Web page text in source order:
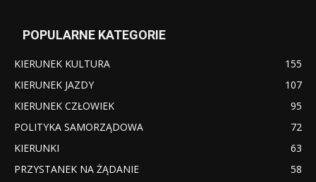
POPULARNE KATEGORIE
KIERUNEK KULTURA
155
KIERUNEK JAZDY
107
KIERUNEK CZŁOWIEK
95
POLITYKA SAMORZĄDOWA
72
KIERUNKI
63
PRZYSTANEK NA ŻĄDANIE
58